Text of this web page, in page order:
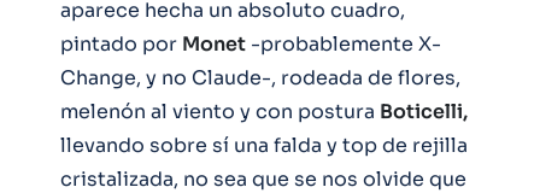
aparece hecha un absoluto cuadro,
pintado por Monet -probablemente X-
Change, y no Claude-, rodeada de flores,
melenón al viento y con postura Boticelli,
llevando sobre sí una falda y top de rejilla
cristalizada, no sea que se nos olvide que